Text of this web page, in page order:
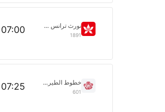
نورث ترانس للملاحة الجوية
1891
07:00
خطوط الطيران الصينية
601
07:25